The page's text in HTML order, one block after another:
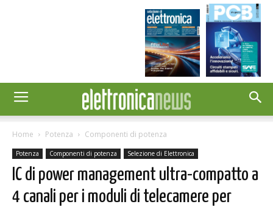
Home Potenza Componenti di potenza
Potenza Componenti di potenza Selezione di Elettronica
IC di power management ultra-compatto a
4 canali per i moduli di telecamere per